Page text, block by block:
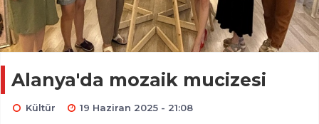
Alanya'da mozaik mucizesi
Kültür 19 Haziran 2025 - 21:08